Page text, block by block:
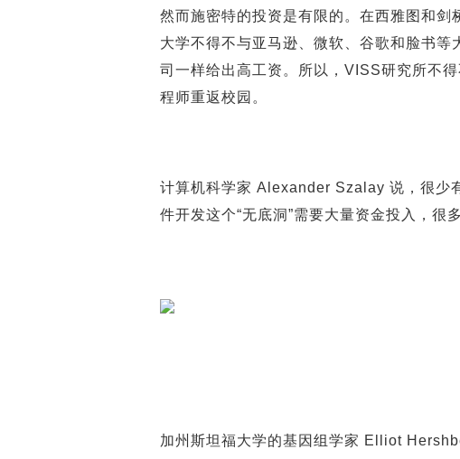
然而施密特的投资是有限的。在西雅图和
大学不得不与亚马逊、微软、谷歌和脸书
司一样给出高工资。所以，VISS研究所不
程师重返校园。
计算机科学家 Alexander Szalay 说，很少
件开发这个“无底洞”需要大量资金投入，很
加州斯坦福大学的基因组学家 Elliot